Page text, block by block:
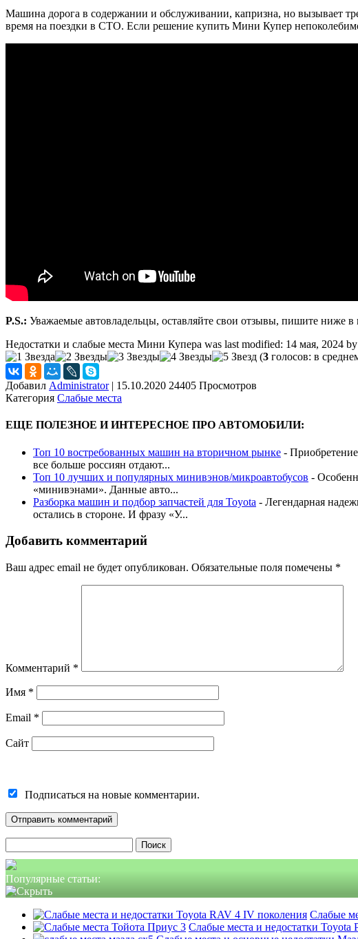
Машина дорога в содержании и обслуживании, капризна, но вызывает
время на поездки в СТО. Если решение купить Мини Купер
P.S.: Уважаемые автовладельцы, оставляйте свои отзывы, пишите ниже
Недостатки и слабые места Мини Купера was last modified: 14 мая, 2024 by
(3 голосов: в
Добавил Administrator | 15.10.2020 24405 Просмотров
Категория Слабые места
ЕЩЕ ПОЛЕЗНОЕ И ИНТЕРЕСНОЕ ПРО АВТОМОБИЛИ:
Топ 10 востребованных машин на вторичном рынке -
все больше россиян отдают...
Топ 10 лучших и популярных минивэнов/микроавтобусов -
«минивэнами». Данные авто...
Разборка машин и подбор запчастей для Toyota - Легендарная
остались в стороне. И фразу «У...
Добавить комментарий
Ваш адрес email не будет опубликован. Обязательные поля помечены *
Комментарий *
Имя *
Email *
Сайт
Подписаться на новые комментарии.
Популярные статьи:
Слабые
Слабые места и недостатки Toyota